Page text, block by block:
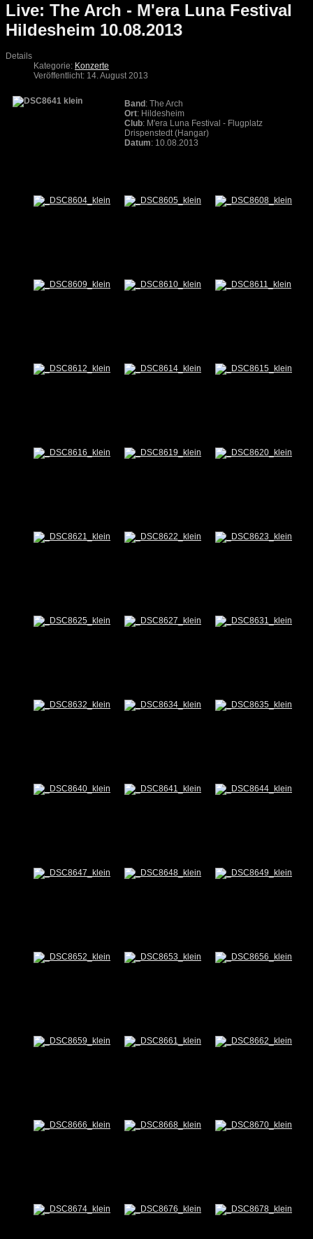
Live: The Arch - M'era Luna Festival
Hildesheim 10.08.2013
Details
Kategorie: Konzerte
Veröffentlicht: 14. August 2013
Band : The Arch
Ort: Hildesheim
Club: M'era Luna Festival - Flugplatz
Drispenstedt (Hangar)
Datum: 10.08.2013